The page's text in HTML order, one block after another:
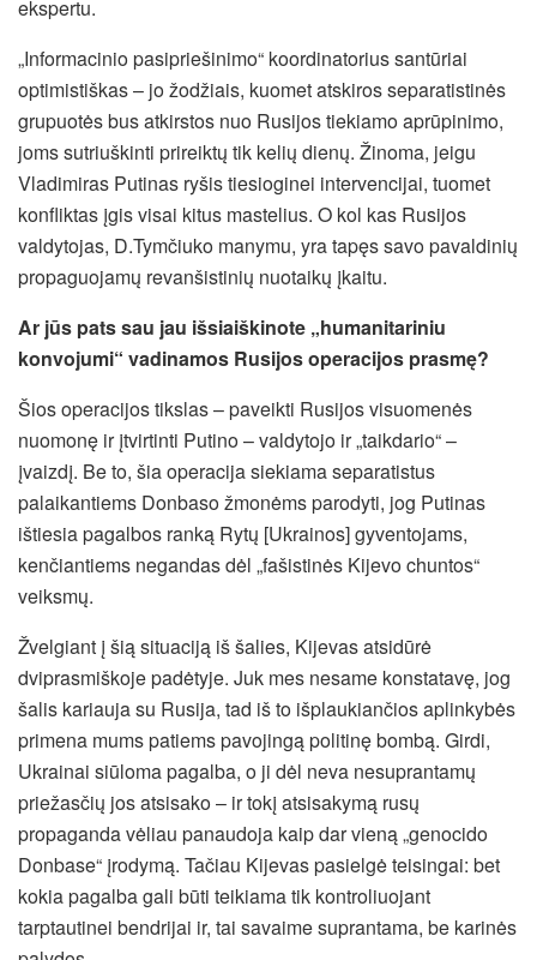
ekspertu.
„Informacinio pasipriešinimo“ koordinatorius santūriai
optimistiškas – jo žodžiais, kuomet atskiros separatistinės
grupuotės bus atkirstos nuo Rusijos tiekiamo aprūpinimo,
joms sutriuškinti prireiktų tik kelių dienų. Žinoma, jeigu
Vladimiras Putinas ryšis tiesioginei intervencijai, tuomet
konfliktas įgis visai kitus mastelius. O kol kas Rusijos
valdytojas, D.Tymčiuko manymu, yra tapęs savo pavaldinių
propaguojamų revanšistinių nuotaikų įkaitu.
Ar jūs pats sau jau išsiaiškinote „humanitariniu
konvojumi“ vadinamos Rusijos operacijos prasmę?
Šios operacijos tikslas – paveikti Rusijos visuomenės
nuomonę ir įtvirtinti Putino – valdytojo ir „taikdario“ –
įvaizdį. Be to, šia operacija siekiama separatistus
palaikantiems Donbaso žmonėms parodyti, jog Putinas
ištiesia pagalbos ranką Rytų [Ukrainos] gyventojams,
kenčiantiems negandas dėl „fašistinės Kijevo chuntos“
veiksmų.
Žvelgiant į šią situaciją iš šalies, Kijevas atsidūrė
dviprasmiškoje padėtyje. Juk mes nesame konstatavę, jog
šalis kariauja su Rusija, tad iš to išplaukiančios aplinkybės
primena mums patiems pavojingą politinę bombą. Girdi,
Ukrainai siūloma pagalba, o ji dėl neva nesuprantamų
priežasčių jos atsisako – ir tokį atsisakymą rusų
propaganda vėliau panaudoja kaip dar vieną „genocido
Donbase“ įrodymą. Tačiau Kijevas pasielgė teisingai: bet
kokia pagalba gali būti teikiama tik kontroliuojant
tarptautinei bendrijai ir, tai savaime suprantama, be karinės